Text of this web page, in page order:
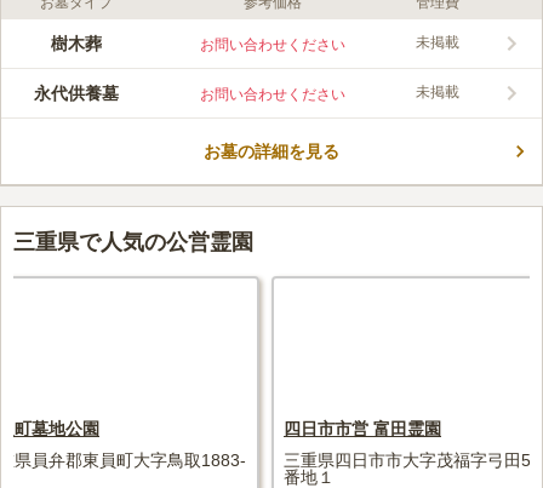
口コミ評価
この霊園はまだ誰からも評価されていません。
樹木葬 お問い合わせください 未掲載
永代供養墓 お問い合わせください 未掲載
お墓の詳細を見る
三重県で人気の公営霊園
町墓地公園
県員弁郡東員町大字鳥取1883-
四日市市営 富田霊園
三重県四日市市大字茂福字弓田
番地１